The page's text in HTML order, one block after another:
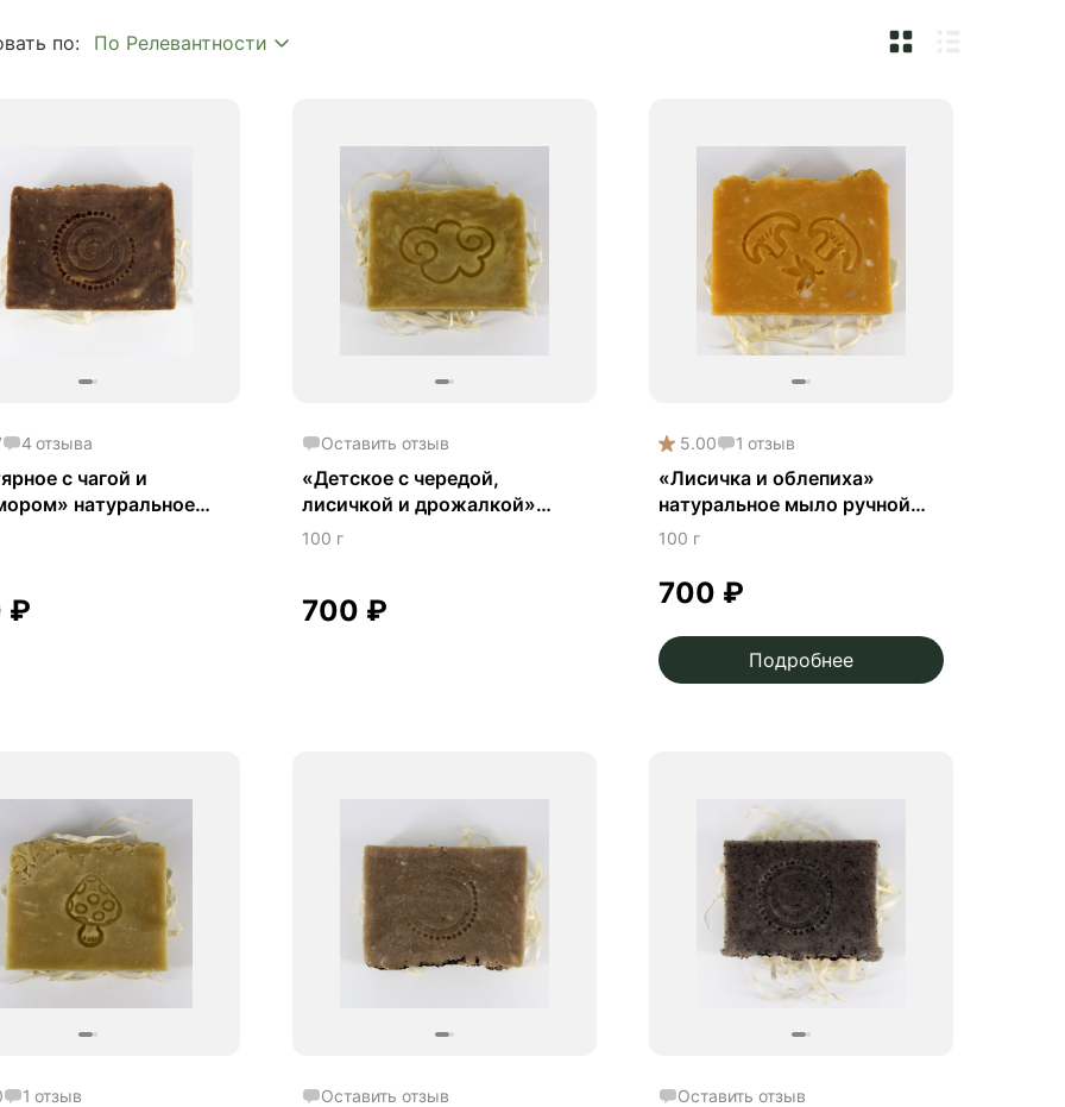
по:
4 отзыва
с чагой и
натуральное
работы
₽
Оставить отзыв
«Детское с чередой,
лисичкой и дрожалкой»
натуральное мыло ручной
100 г
700 ₽
5.00 1 отзыв
«Лисичка и облепиха»
натуральное мыло ручной
работы
100 г
700 ₽
Подробнее
1 отзыв Оставить отзыв Оставить отзыв